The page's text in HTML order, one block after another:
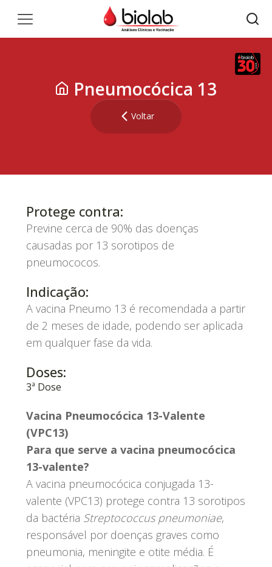
Pneumocócica 13
Voltar
Protege contra:
Previne cerca de 90% das doenças
causadas por 13 sorotipos de
pneumococos.
Indicação:
A vacina Pneumo 13 é recomendada a partir
de 2 meses de idade, podendo ser aplicada
em qualquer fase da vida.
Doses:
3ª Dose
Vacina Pneumocócica 13-Valente
(VPC13)
Para que serve a vacina pneumocócica
13-valente?
A vacina pneumocócica conjugada 13-
valente (VPC13) protege contra 13 sorotipos
da bactéria Streptococcus pneumoniae,
responsável por doenças graves como
pneumonia, meningite e otite média. É